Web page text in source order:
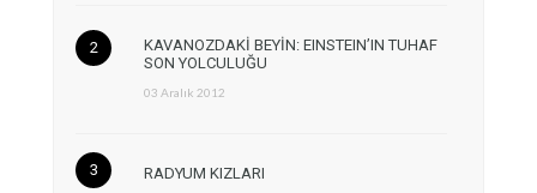
KAVANOZDAKİ BEYİN: EINSTEIN’IN TUHAF
SON YOLCULUĞU
03 Aralık 2012
RADYUM KIZLARI